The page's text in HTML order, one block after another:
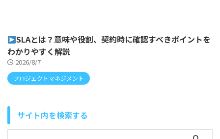
SLAとは？意味や役割、契約時に確認すべきポイントを
わかりやすく解説
2026/8/7
プロジェクトマネジメント
サイト内を検索する